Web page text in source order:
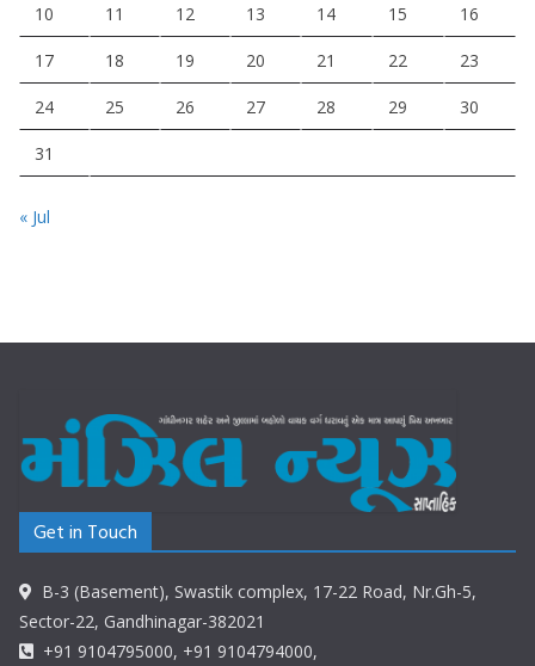
10 11 12 13 14 15 16
17 18 19 20 21 22 23
24 25 26 27 28 29 30
31
« Jul
Get in Touch
B-3 (Basement), Swastik complex, 17-22 Road, Nr.Gh-5,
Sector-22, Gandhinagar-382021
+91 9104795000, +91 9104794000,